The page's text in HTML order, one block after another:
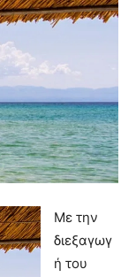
Με την
διεξαγωγ
ή του